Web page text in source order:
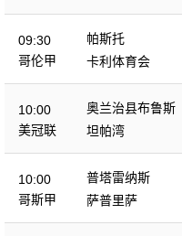
乐部
09:30
哥伦甲
帕斯托
卡利体育会
10:00
美冠联
奥兰治县布鲁斯
坦帕湾
10:00
哥斯甲
普塔雷纳斯
萨普里萨